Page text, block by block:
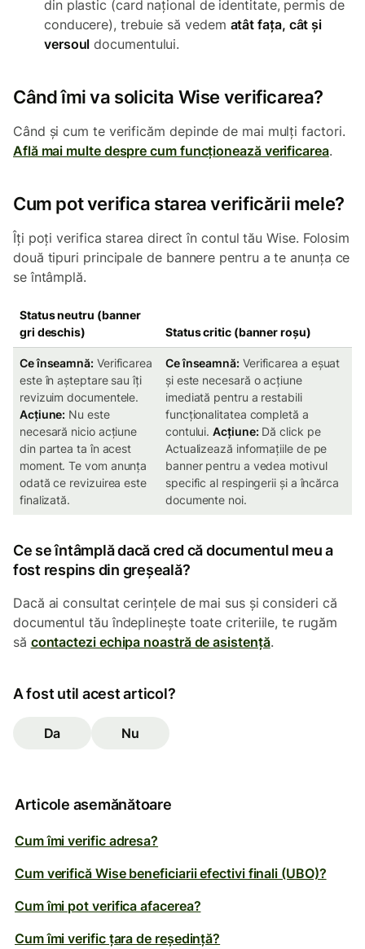
din plastic (card național de identitate, permis de
conducere), trebuie să vedem atât fața, cât și
versoul documentului.
Când îmi va solicita Wise verificarea?
Când și cum te verificăm depinde de mai mulți factori.
Află mai multe despre cum funcționează verificarea.
Cum pot verifica starea verificării mele?
Îți poți verifica starea direct în contul tău Wise. Folosim
două tipuri principale de bannere pentru a te anunța ce
se întâmplă.
Status neutru (banner
gri deschis)
Status critic (banner roșu)
Ce înseamnă: Verificarea
este în așteptare sau îți
revizuim documentele.
Acțiune: Nu este
necesară nicio acțiune
din partea ta în acest
moment. Te vom anunța
odată ce revizuirea este
finalizată.
Ce înseamnă: Verificarea a eșuat
și este necesară o acțiune
imediată pentru a restabili
funcționalitatea completă a
contului.Acțiune: Dă click pe
Actualizează informațiile de pe
banner pentru a vedea motivul
specific al respingerii și a încărca
documente noi.
Ce se întâmplă dacă cred că documentul meu a
fost respins din greșeală?
Dacă ai consultat cerințele de mai sus și consideri că
documentul tău îndeplinește toate criteriile, te rugăm
să contactezi echipa noastră de asistență.
A fost util acest articol?
Da Nu
Articole asemănătoare
Cum îmi verific adresa?
Cum verifică Wise beneficiarii efectivi finali (UBO)?
Cum îmi pot verifica afacerea?
Cum îmi verific țara de reședință?